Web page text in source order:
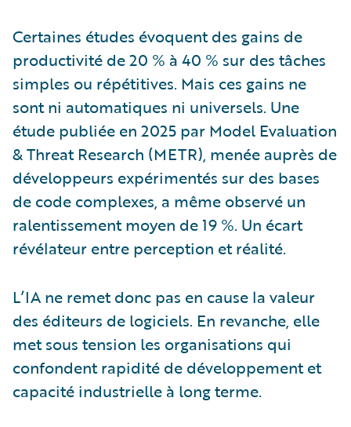
Certaines études évoquent des gains de
productivité de 20 % à 40 % sur des tâches
simples ou répétitives. Mais ces gains ne
sont ni automatiques ni universels. Une
étude publiée en 2025 par Model Evaluation
& Threat Research (METR), menée auprès de
développeurs expérimentés sur des bases
de code complexes, a même observé un
ralentissement moyen de 19 %. Un écart
révélateur entre perception et réalité.
L’IA ne remet donc pas en cause la valeur
des éditeurs de logiciels. En revanche, elle
met sous tension les organisations qui
confondent rapidité de développement et
capacité industrielle à long terme.